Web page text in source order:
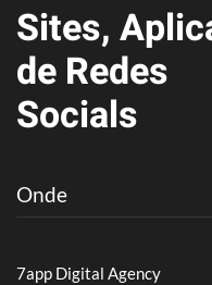
Sites,
de Redes
Socials
Onde
7app Digital Agency